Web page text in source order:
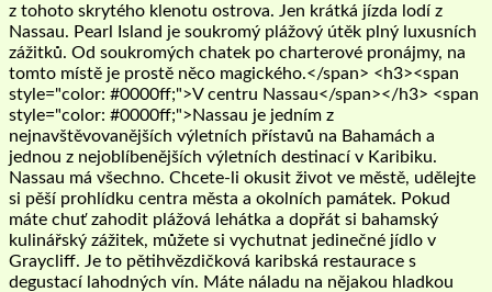
z tohoto skrytého klenotu ostrova. Jen krátká jízda lodí z
Nassau. Pearl Island je soukromý plážový útěk plný luxusních
zážitků. Od soukromých chatek po charterové pronájmy, na
tomto místě je prostě něco magického.</span> <h3><span
style="color: #0000ff;">V centru Nassau</span></h3> <span
style="color: #0000ff;">Nassau je jedním z
nejnavštěvovanějších výletních přístavů na Bahamách a
jednou z nejoblíbenějších výletních destinací v Karibiku.
Nassau má všechno. Chcete-li okusit život ve městě, udělejte
si pěší prohlídku centra města a okolních památek. Pokud
máte chuť zahodit plážová lehátka a dopřát si bahamský
kulinářský zážitek, můžete si vychutnat jedinečné jídlo v
Graycliff. Je to pětihvězdičková karibská restaurace s
degustací lahodných vín. Máte náladu na nějakou hladkou